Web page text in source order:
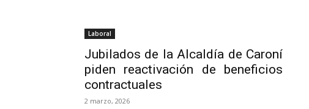
Laboral
Jubilados de la Alcaldía de Caroní
piden reactivación de beneficios
contractuales
2 marzo, 2026